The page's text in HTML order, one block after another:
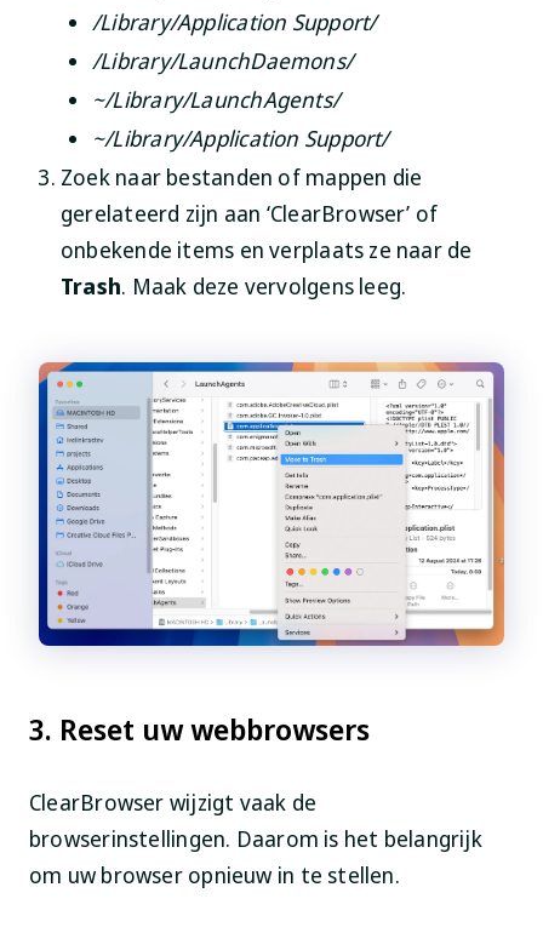
/Library/Application Support/
/Library/LaunchDaemons/
~/Library/LaunchAgents/
~/Library/Application Support/
Zoek naar bestanden of mappen die
gerelateerd zijn aan ‘ClearBrowser’ of
onbekende items en verplaats ze naar de
Trash. Maak deze vervolgens leeg.
3. Reset uw webbrowsers
ClearBrowser wijzigt vaak de
browserinstellingen. Daarom is het belangrijk
om uw browser opnieuw in te stellen.